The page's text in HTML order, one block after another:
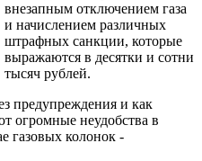
внезапным отключением газа
и начислением различных
штрафных санкции, которые
выражаются в десятки и сотни
тысяч рублей.
предупреждения и как
огромные неудобства в
газовых колонок -